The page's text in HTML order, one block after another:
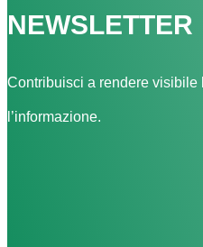
NEWSLETTER
Contribuisci a rendere
l’informazione.